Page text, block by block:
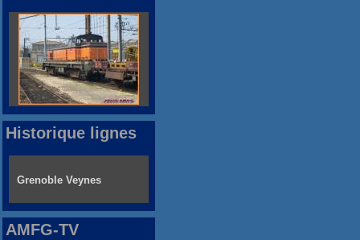
Historique lignes
Grenoble Veynes
AMFG-TV